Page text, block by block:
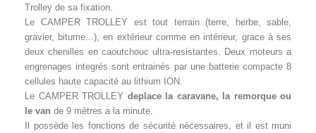
Trolley de sa fixation.
Le CAMPER TROLLEY est tout terrain (terre, herbe, sable,
gravier, bitume...), en extérieur comme en intérieur, grace à ses
deux chenilles en caoutchouc ultra-resistantes. Deux moteurs a
engrenages integrés sont entrainés par une batterie compacte 8
cellules haute capacité au lithium ION.
Le CAMPER TROLLEY deplace la caravane, la remorque ou
le van de 9 mètres a la minute.
Il possède les fonctions de sécurité nécessaires, et il est muni